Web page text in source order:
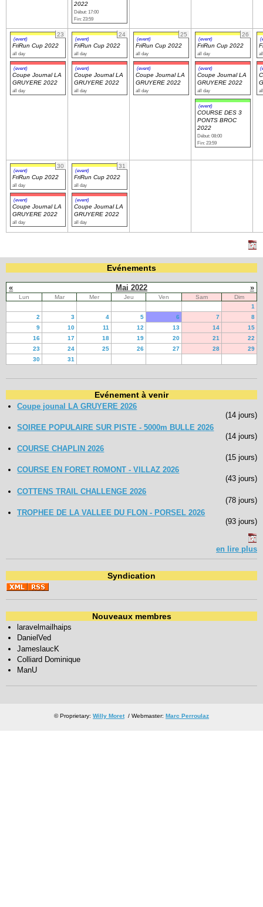
2022
Début: 17:00
Fin: 23:59
23
(event)
FriRun Cup 2022
all day
(event)
Coupe Journal LA
GRUYERE 2022
all day
24
(event)
FriRun Cup 2022
all day
(event)
Coupe Journal LA
GRUYERE 2022
all day
25
(event)
FriRun Cup 2022
all day
(event)
Coupe Journal LA
GRUYERE 2022
all day
26
(event)
FriRun Cup 2022
all day
(event)
Coupe Journal LA
GRUYERE 2022
all day
(event)
COURSE DES 3
PONTS BROC
2022
Début: 08:00
Fin: 23:59
30
(event)
FriRun Cup 2022
all day
(event)
Coupe Journal LA
GRUYERE 2022
all day
31
(event)
FriRun Cup 2022
all day
(event)
Coupe Journal LA
GRUYERE 2022
all day
Evénements
« Mai 2022 »
Lun Mar Mer Jeu Ven Sam
Dim
1
2
3 4 5 6 7
8
9
10 11 12 13 14
15
16
17 18 19 20 21
22
23
24 25 26 27 28
29
30
31
Evénement à venir
Coupe jounal LA GRUYERE 2026
(14 jours)
SOIREE POPULAIRE SUR PISTE - 5000m BULLE 2026
(14 jours)
COURSE CHAPLIN 2026
(15 jours)
COURSE EN FORET ROMONT - VILLAZ 2026
(43 jours)
COTTENS TRAIL CHALLENGE 2026
(78 jours)
TROPHEE DE LA VALLEE DU FLON - PORSEL 2026
(93 jours)
en lire plus
Syndication
Nouveaux membres
laravelmailhaips
DanielVed
JameslaucK
Colliard Dominique
ManU
© Proprietary: Willy Moret/ Webmaster: Marc Perroulaz